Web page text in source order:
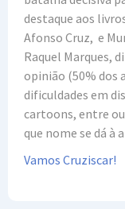
destaque aos
Afonso Cruz, e
Raquel Marques,
opinião (50% dos
dificuldades em
cartoons, entre
que nome se dá à
Vamos Cruziscar!